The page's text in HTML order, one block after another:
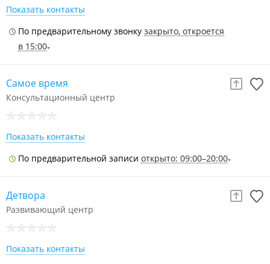
Показать контакты
По предварительному звонку закрыто, откроется
в 15:00
Самое время
Консультационный центр
Показать контакты
По предварительной записи открыто: 09:00–20:00
Детвора
Развивающий центр
Показать контакты